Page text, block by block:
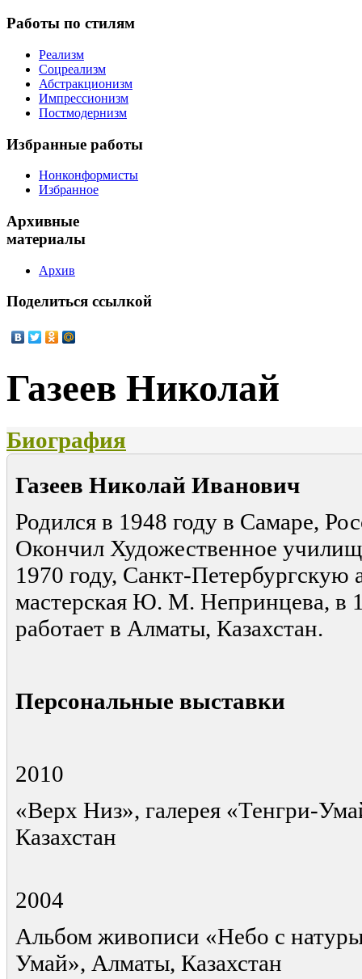
Работы по стилям
Реализм
Соцреализм
Абстракционизм
Импрессионизм
Постмодернизм
Избранные работы
Нонконформисты
Избранное
Архивные
материалы
Архив
Поделиться ссылкой
Газеев Николай
Биография
Газеев Николай Иванович
Родился в 1948 году в Самаре,
Окончил Художественное
1970 году, Санкт-Петербургскую
мастерская Ю. М. Непринцева, в
работает в Алматы, Казахстан.
Персональные выставки
2010
«Верх Низ», галерея «Тенгри-
Казахстан
2004
Альбом живописи «Небо с
Умай», Алматы, Казахстан